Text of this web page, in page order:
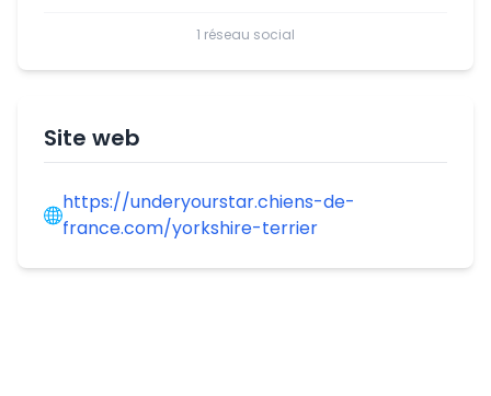
1 réseau social
Site web
https://underyourstar.chiens-de-
france.com/yorkshire-terrier